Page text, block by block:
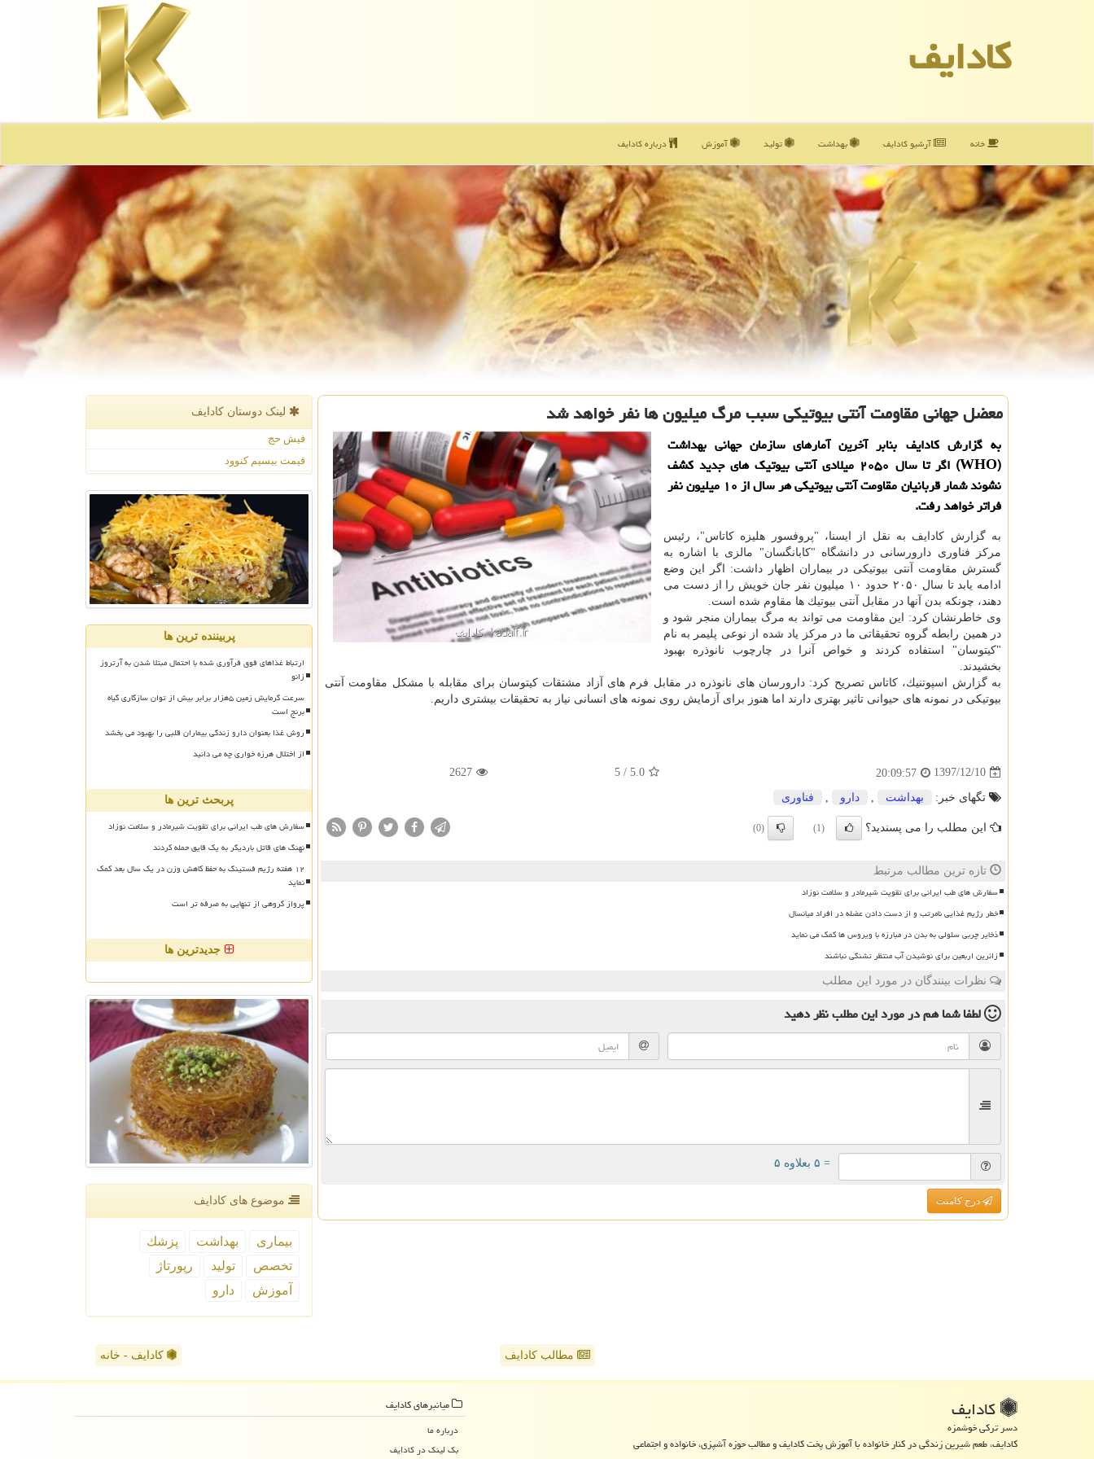
كادایف
خانه آرشیو كادایف بهداشت تولید آموزش درباره كادایف
معضل جهانی مقاومت آنتی بیوتیكی سبب مرگ میلیون ها نفر خواهد شد
به گزارش كادایف بنابر آخرین آمارهای سازمان جهانی بهداشت
(WHO) اگر تا سال ۲۰۵۰ میلادی آنتی بیوتیك های جدید كشف
نشوند شمار قربانیان مقاومت آنتی بیوتیكی هر سال از ۱۰ میلیون نفر
فراتر خواهد رفت.
به گزارش كادایف به نقل از ایسنا، "پروفسور هلیزه كاتاس"، رئیس
مركز فناوری دارورسانی در دانشگاه "كابانگسان" مالزی با اشاره به
گسترش مقاومت آنتی بیوتیكی در بیماران اظهار داشت: اگر این وضع
ادامه یابد تا سال ۲۰۵۰ حدود ۱۰ میلیون نفر جان خویش را از دست می
دهند، چونكه بدن آنها در مقابل آنتی بیوتیك ها مقاوم شده است.
وی خاطرنشان كرد: این مقاومت می تواند به مرگ بیماران منجر شود و
در همین رابطه گروه تحقیقاتی ما در مركز یاد شده از نوعی پلیمر به نام
"كیتوسان" استفاده كردند و خواص آنرا در چارچوب نانوذره بهبود
بخشیدند.
به گزارش اسپوتنیك، كاتاس تصریح كرد: دارورسان های نانوذره در مقابل فرم های آزاد مشتقات كیتوسان برای مقابله با مشكل مقاومت آنتی
بیوتیكی در نمونه های حیوانی تاثیر بهتری دارند اما هنوز برای آزمایش روی نمونه های انسانی نیاز به تحقیقات بیشتری داریم.
1397/12/10
20:09:57
5.0
/
5
2627
تگهای خبر: بهداشت , دارو , فناوری
این مطلب را می پسندید؟ (1)
(0)
تازه ترین مطالب مرتبط
سفارش های طب ایرانی برای تقویت شیرمادر و سلامت نوزاد
خطر رژیم غذایی نامرتب و از دست دادن عضله در افراد میانسال
ذخایر چربی سلولی به بدن در مبارزه با ویروس ها کمک می نماید
زائرین اربعین برای نوشیدن آب منتظر تشنگی نباشند
نظرات بینندگان در مورد این مطلب
لطفا شما همدر مورد این مطلبنظر دهید
= ۵ بعلاوه ۵
درج کامنت
لینک دوستان كادایف
فیش حج
قیمت بیسیم کنوود
پربیننده ترین ها
ارتباط غذاهای فوق فرآوری شده با احتمال مبتلا شدن به آرتروز
زانو
سرعت گرمایش زمین ۵هزار برابر بیش از توان سازگاری گیاه
برنج است
روش غذا بعنوان دارو زندگی بیماران قلبی را بهبود می بخشد
از اختلال هرزه خواری چه می دانید
پربحث ترین ها
سفارش های طب ایرانی برای تقویت شیرمادر و سلامت نوزاد
نهنگ های قاتل باردیگر به یک قایق حمله کردند
۱۲ هفته رژیم فستینگ به حفظ کاهش وزن در یک سال بعد کمک
نماید
پرواز گروهی از تنهایی به صرفه تر است
جدیدترین ها
موضوع های كادایف
بیماری بهداشت
پزشك
تخصص
تولید
رپورتاژ
آموزش
دارو
مطالب کادایف کادایف - خانه
كادایف
دسر ترکی خوشمزه
کادایف، طعم شیرین زندگی در کنار خانواده با آموزش پخت کادایف و مطالب حوزه آشپزی، خانواده و اجتماعی
میانبرهای كادایف
درباره ما
بک لینک در كادایف